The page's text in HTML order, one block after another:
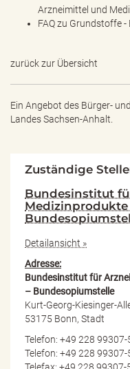
Arzneimittel und
FAQ zu Grundstoffe
zurück zur Übersicht
Ein Angebot des Bürger-
Landes Sachsen-Anhalt.
Zuständige
Bundesinstitut
Medizinprodukte
Detailansicht »
Adresse:
Bundesinstitut für
– Bundesopiumstelle
Kurt-Georg-Kiesinger-
53175 Bonn, Stadt
Telefon: +49 228
Telefon: +49 228
Telefax: +49 228 99307-